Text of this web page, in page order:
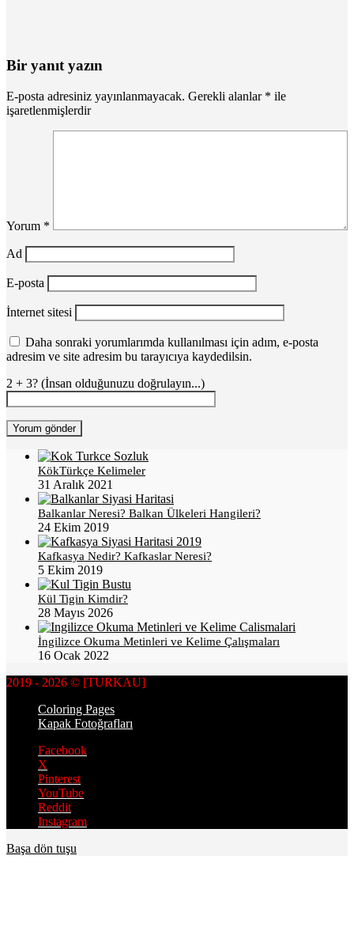
Bir yanıt yazın
E-posta adresiniz yayınlanmayacak. Gerekli alanlar * ile
işaretlenmişlerdir
Yorum *
Ad
E-posta
İnternet sitesi
Daha sonraki yorumlarımda kullanılması için adım, e-posta
adresim ve site adresim bu tarayıcıya kaydedilsin.
2 + 3? (İnsan olduğunuzu doğrulayın...)
KökTürkçe Kelimeler
31 Aralık 2021
Balkanlar Neresi? Balkan Ülkeleri Hangileri?
24 Ekim 2019
Kafkasya Nedir? Kafkaslar Neresi?
5 Ekim 2019
Kül Tigin Kimdir?
28 Mayıs 2026
İngilizce Okuma Metinleri ve Kelime Çalışmaları
16 Ocak 2022
2019 - 2026 © [TURKAU]
Coloring Pages
Kapak Fotoğrafları
Facebook
X
Pinterest
YouTube
Reddit
Instagram
Başa dön tuşu